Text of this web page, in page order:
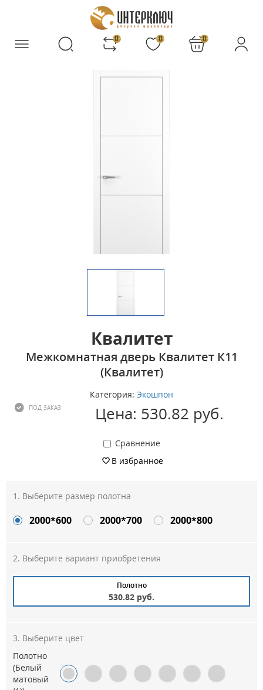
0 0 0
Квалитет
Межкомнатная дверь Квалитет К11
(Квалитет)
Категория: Экошпон
ПОД ЗАКАЗ Цена: 530.82 руб.
Сравнение
В избранное
Выберите размер полотна
2000*600 2000*700 2000*800
Выберите вариант приобретения
Полотно
530.82 руб.
Выберите цвет
Полотно
(Белый
матовый